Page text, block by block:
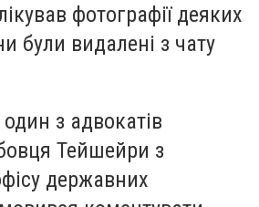
фотографії деяких
були видалені з чату
з адвокатів
Тейшейри з
державних